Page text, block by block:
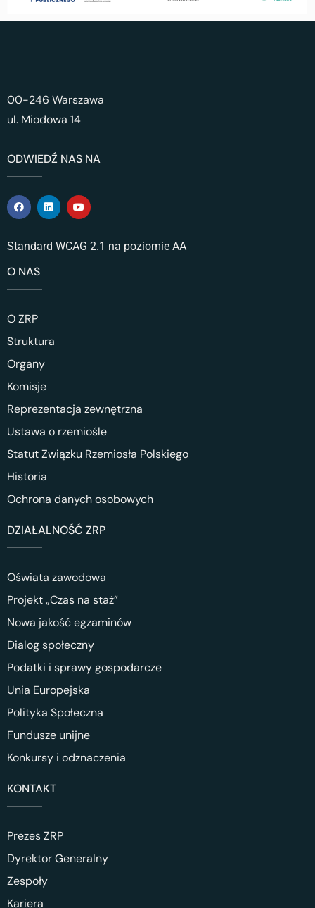
00-246 Warszawa
ul. Miodowa 14
ODWIEDŹ NAS NA
Standard WCAG 2.1 na poziomie AA
O NAS
O ZRP
Struktura
Organy
Komisje
Reprezentacja zewnętrzna
Ustawa o rzemiośle
Statut Związku Rzemiosła Polskiego
Historia
Ochrona danych osobowych
DZIAŁALNOŚĆ ZRP
Oświata zawodowa
Projekt „Czas na staż”
Nowa jakość egzaminów
Dialog społeczny
Podatki i sprawy gospodarcze
Unia Europejska
Polityka Społeczna
Fundusze unijne
Konkursy i odznaczenia
KONTAKT
Prezes ZRP
Dyrektor Generalny
Zespoły
Kariera